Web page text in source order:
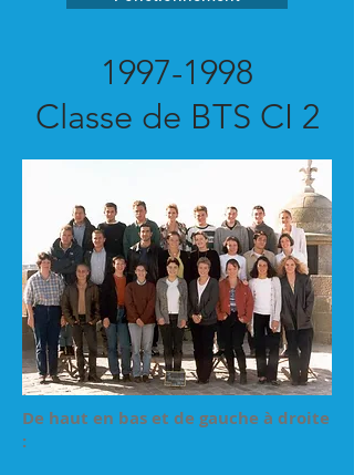
1997-1998
Classe de BTS CI 2
De haut en bas et de gauche à droite
: